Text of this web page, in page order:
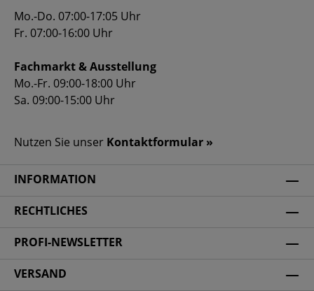
Mo.-Do. 07:00-17:05 Uhr
Fr. 07:00-16:00 Uhr
Fachmarkt & Ausstellung
Mo.-Fr. 09:00-18:00 Uhr
Sa. 09:00-15:00 Uhr
Nutzen Sie unser Kontaktformular »
INFORMATION
RECHTLICHES
PROFI-NEWSLETTER
VERSAND